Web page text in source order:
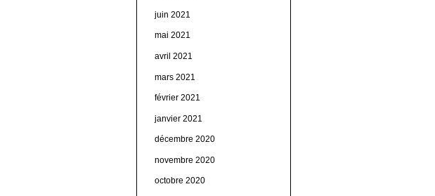
juin 2021
mai 2021
avril 2021
mars 2021
février 2021
janvier 2021
décembre 2020
novembre 2020
octobre 2020